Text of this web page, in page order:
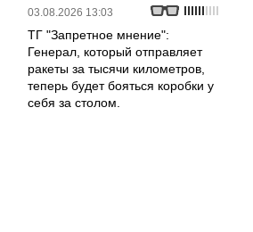
03.08.2026 13:03
ТГ "Запретное мнение":
Генерал, который отправляет
ракеты за тысячи километров,
теперь будет бояться коробки у
себя за столом.